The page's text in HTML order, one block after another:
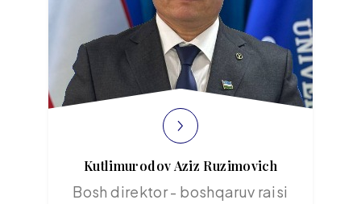
Kutlimurodov Aziz Ruzimovich
Bosh direktor - boshqaruv raisi